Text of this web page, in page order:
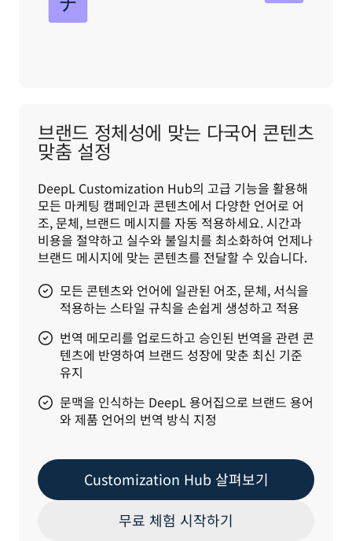
브랜드 정체성에 맞는 다국어 콘텐츠
맞춤 설정
DeepL Customization Hub의 고급 기능을 활용해
모든 마케팅 캠페인과 콘텐츠에서 다양한 언어로 어
조, 문체, 브랜드 메시지를 자동 적용하세요. 시간과
비용을 절약하고 실수와 불일치를 최소화하여 언제나
브랜드 메시지에 맞는 콘텐츠를 전달할 수 있습니다.
모든 콘텐츠와 언어에 일관된 어조, 문체, 서식을
적용하는 스타일 규칙을 손쉽게 생성하고 적용
번역 메모리를 업로드하고 승인된 번역을 관련 콘
텐츠에 반영하여 브랜드 성장에 맞춘 최신 기준
유지
문맥을 인식하는 DeepL 용어집으로 브랜드 용어
와 제품 언어의 번역 방식 지정
Customization Hub 살펴보기
무료 체험 시작하기